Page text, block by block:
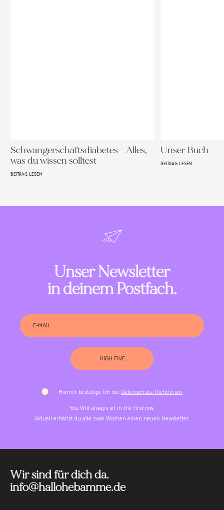
Schwangerschaftsdiabetes - Alles,
was du wissen solltest
BEITRAG LESEN
Unser Buch
BEITRAG LESEN
Unser Newsletter
in deinem Postfach.
HIGH FIVE
Hiermit bestätige Ich die Datenschutz-Richtlinien
You Will always sit in the first row.
Aktuell erhältst du alle zwei Wochen einen neuen Newsletter.
Wir sind für dich da.
info@hallohebamme.de